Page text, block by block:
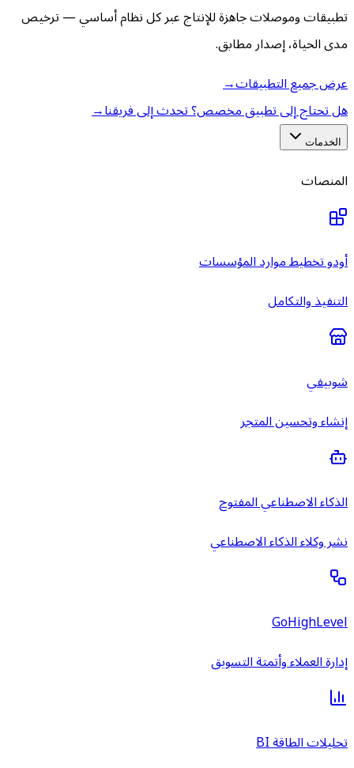
تطبيقات وموصلات جاهزة للإنتاج عبر كل نظام أساسي — ترخيص
مدى الحياة، إصدار مطابق.
عرض جميع التطبيقات→
هل تحتاج إلى تطبيق مخصص؟ تحدث إلى فريقنا→
الخدمات
المنصات
أودو تخطيط موارد المؤسسات
التنفيذ والتكامل
شوبيفي
إنشاء وتحسين المتجر
الذكاء الاصطناعي المفتوح
نشر وكلاء الذكاء الاصطناعي
GoHighLevel
إدارة العملاء وأتمتة التسويق
تحليلات الطاقة BI